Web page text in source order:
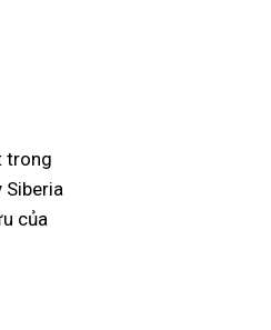
trong
Siberia
của